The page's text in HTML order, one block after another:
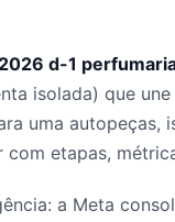
d-1
isolada) que
uma
etapas,
a Meta